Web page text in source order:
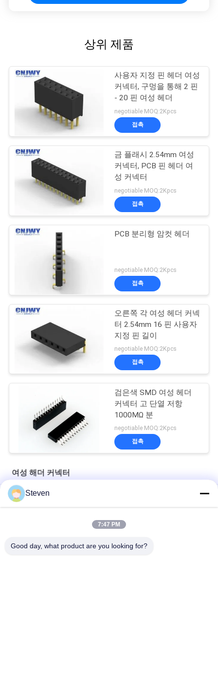
상위 제품
사용자 지정 핀 헤더 여성
커넥터, 구멍을 통해 2 핀
- 20 핀 여성 헤더
negotiable MOQ:2Kpcs
접촉
금 플래시 2.54mm 여성
커넥터, PCB 핀 헤더 여
성 커넥터
negotiable MOQ:2Kpcs
접촉
PCB 분리형 암컷 헤더
negotiable MOQ:2Kpcs
접촉
오른쪽 각 여성 헤더 커넥
터 2.54mm 16 핀 사용자
지정 핀 길이
negotiable MOQ:2Kpcs
접촉
검은색 SMD 여성 헤더
커넥터 고 단열 저항
1000MΩ 분
negotiable MOQ:2Kpcs
접촉
여성 해더 커넥터
DIP 단열 여성 헤더, 플라스틱 핀 헤더 커넥터 여성 높이 4.0mm
Steven
7:47 PM
Good day, what product are you looking for?